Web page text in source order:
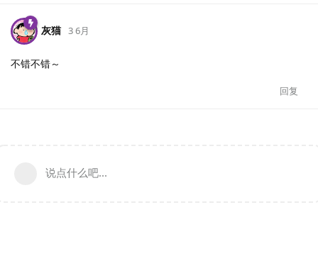
灰猫 3 6月
不错不错～
回复
说点什么吧...